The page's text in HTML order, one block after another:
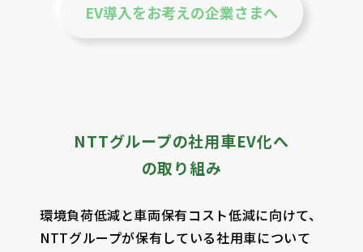
EV導入をお考えの企業さまへ
NTTグループの社用車EV化へ
の取り組み
環境負荷低減と車両保有コスト低減に向けて、
NTTグループが保有している社用車について